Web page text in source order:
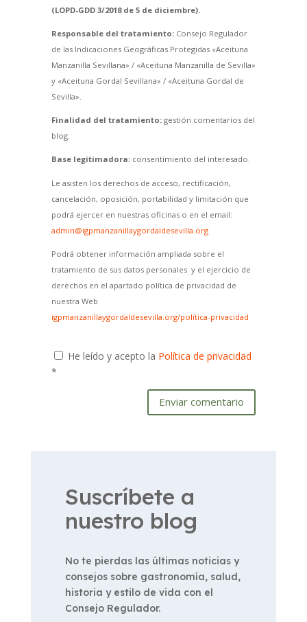
(LOPD-GDD 3/2018 de 5 de diciembre).
Responsable del tratamiento:Consejo Regulador
de las Indicaciones Geográficas Protegidas «Aceituna
Manzanilla Sevillana» / «Aceituna Manzanilla de Sevilla»
y «Aceituna Gordal Sevillana» / «Aceituna Gordal de
Sevilla».
Finalidad del tratamiento:gestión comentarios del
blog.
Base legitimadora:consentimiento del interesado.
Le asisten los derechos de acceso, rectificación,
cancelación, oposición, portabilidad y limitación que
podrá ejercer en nuestras oficinas o en el email:
admin@igpmanzanillaygordaldesevilla.org
Podrá obtener información ampliada sobre el
tratamiento de sus datos personales y el ejercicio de
derechos en el apartado política de privacidad de
nuestra Web
igpmanzanillaygordaldesevilla.org/politica-privacidad
He leído y acepto la Política de privacidad
*
Enviar comentario
Suscríbete a
nuestro blog
No te pierdas las últimas noticias y
consejos sobre gastronomía, salud,
historia y estilo de vida con el
Consejo Regulador.